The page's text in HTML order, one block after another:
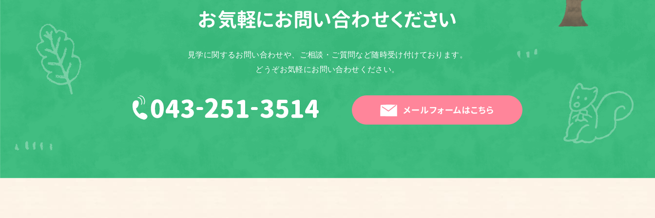
お気軽にお問い合わせください
見学に関するお問い合わせや、ご相談・ご質問など随時受け付けております。
どうぞお気軽にお問い合わせください。
メールフォームはこちら